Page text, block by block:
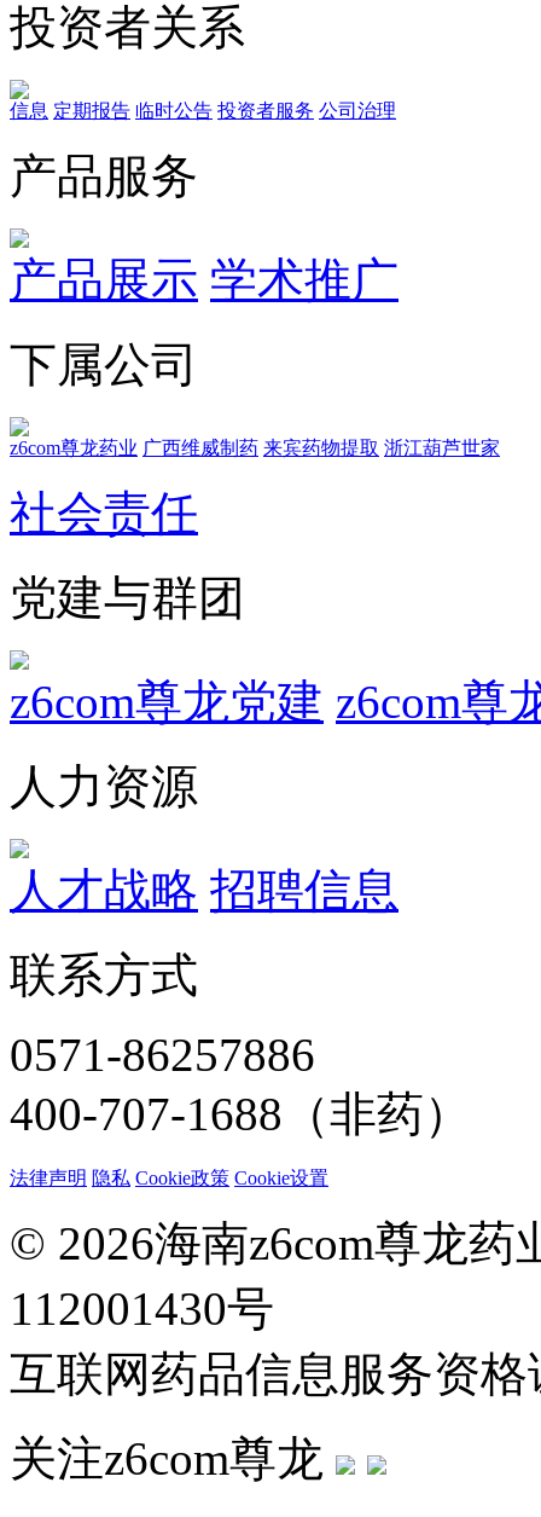
投资者关系
信息 定期报告 临时公告 投资者服务 公司治理
产品服务
产品展示 学术推广
下属公司
z6com尊龙药业 广西维威制药 来宾药物提取 浙江葫芦世家
社会责任
党建与群团
z6com尊龙党建 z6com尊
人力资源
人才战略 招聘信息
联系方式
0571-86257886
400-707-1688（非药）
法律声明 隐私 Cookie政策 Cookie设置
© 2026海南z6com尊龙
112001430号
互联网药品信息服务资格
关注z6com尊龙